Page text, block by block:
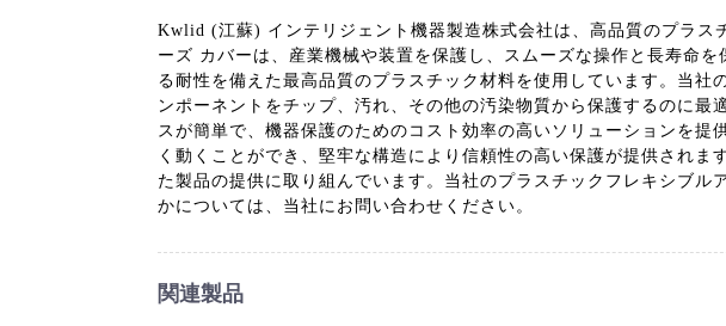
Kwlid (江蘇) インテリジェント機器製造株式会社は、高品質のプラス
ーズ カバーは、産業機械や装置を保護し、スムーズな操作と長寿命
る耐性を備えた最高品質のプラスチック材料を使用しています。当
ンポーネントをチップ、汚れ、その他の汚染物質から保護するのに
スが簡単で、機器保護のためのコスト効率の高いソリューションを
く動くことができ、堅牢な構造により信頼性の高い保護が提供され
た製品の提供に取り組んでいます。当社のプラスチックフレキシブ
かについては、当社にお問い合わせください。
関連製品